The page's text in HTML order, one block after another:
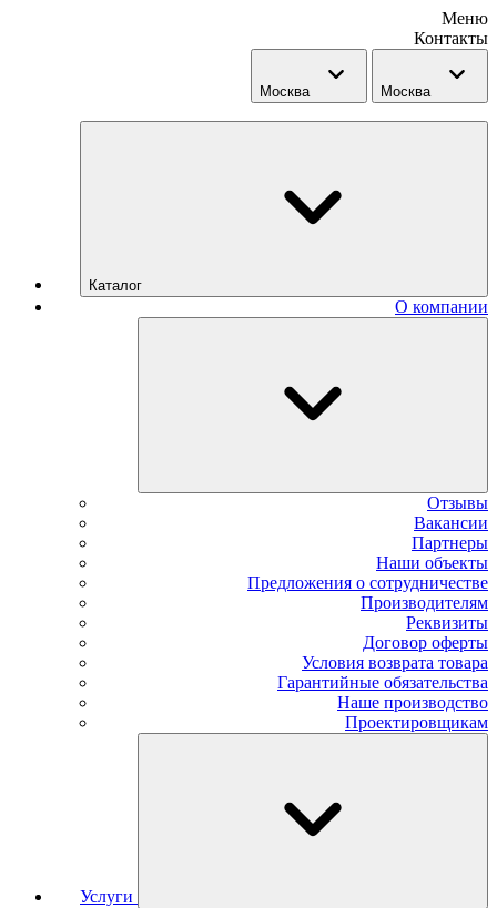
Меню
Контакты
Москва Москва
Каталог
О компании
Отзывы
Вакансии
Партнеры
Наши объекты
Предложения о сотрудничестве
Производителям
Реквизиты
Договор оферты
Условия возврата товара
Гарантийные обязательства
Наше производство
Проектировщикам
Услуги